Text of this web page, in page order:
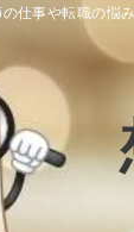
仕事や転職の悩